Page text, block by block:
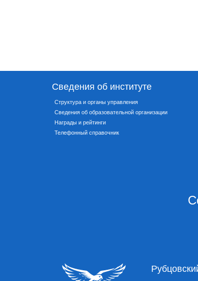
Сведения об институте
Структура и органы управления
Сведения об образовательной организации
Награды и рейтинги
Телефонный справочник